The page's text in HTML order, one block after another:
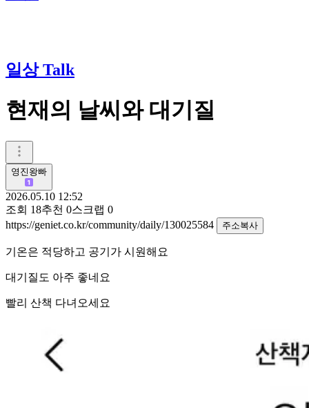
일상 Talk
현재의 날씨와 대기질
영진왕빠
2026.05.10 12:52
조회 18추천 0스크랩 0
https://geniet.co.kr/community/daily/130025584
주소복사
기온은 적당하고 공기가 시원해요
대기질도 아주 좋네요
빨리 산책 다녀오세요